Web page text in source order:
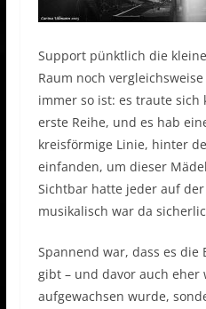
Support pünktlich die
Raum noch
immer so ist: es traute
erste Reihe, und es hab
kreisförmige Linie, hinter
einfanden, um dieser
Sichtbar hatte jeder auf
musikalisch war da
Spannend war, dass es die
gibt – und davor auch eher
aufgewachsen wurde,